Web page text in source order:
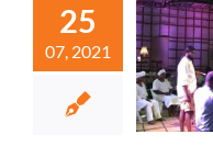
25
07, 2021